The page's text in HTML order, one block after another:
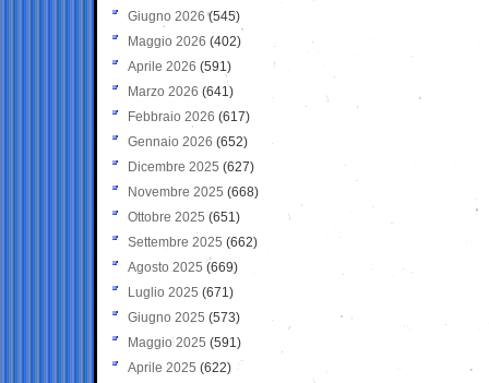
Giugno 2026 (545)
Maggio 2026 (402)
Aprile 2026 (591)
Marzo 2026 (641)
Febbraio 2026 (617)
Gennaio 2026 (652)
Dicembre 2025 (627)
Novembre 2025 (668)
Ottobre 2025 (651)
Settembre 2025 (662)
Agosto 2025 (669)
Luglio 2025 (671)
Giugno 2025 (573)
Maggio 2025 (591)
Aprile 2025 (622)